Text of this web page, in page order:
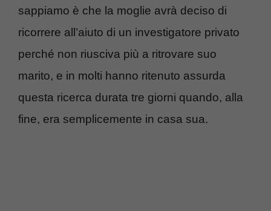
sappiamo è che la moglie avrà deciso di
ricorrere all’aiuto di un investigatore privato
perché non riusciva più a ritrovare suo
marito, e in molti hanno ritenuto assurda
questa ricerca durata tre giorni quando, alla
fine, era semplicemente in casa sua.